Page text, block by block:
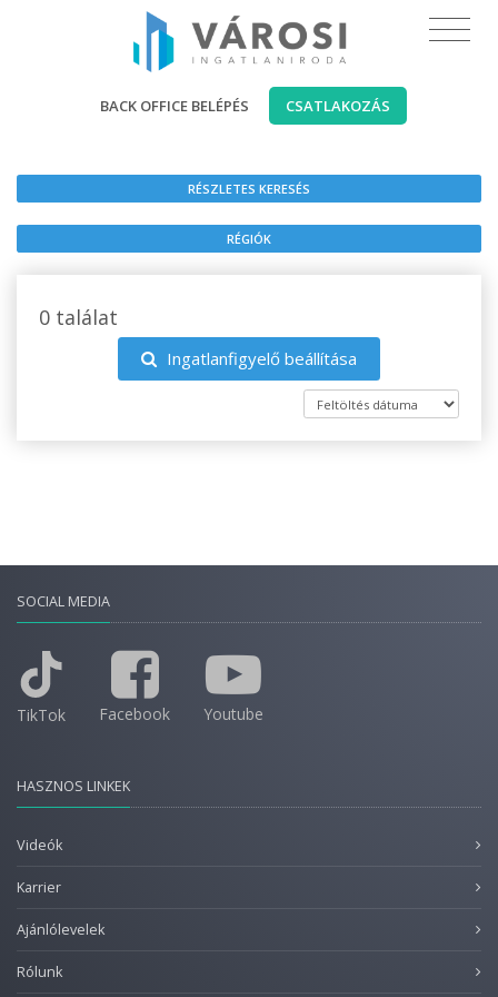
BACK OFFICE BELÉPÉS CSATLAKOZÁS
RÉSZLETES KERESÉS
RÉGIÓK
0 találat
Ingatlanfigyelő beállítása
SOCIAL MEDIA
TikTok Facebook Youtube
HASZNOS LINKEK
Videók
Karrier
Ajánlólevelek
Rólunk